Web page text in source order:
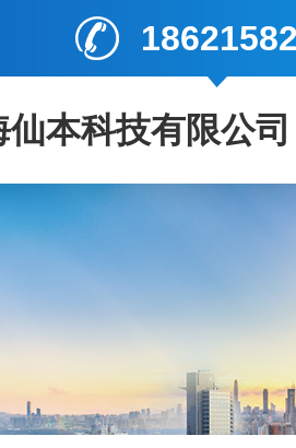
仙本科技有限公司